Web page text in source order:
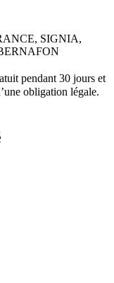
SIGNIA,
pendant 30 jours et
obligation légale.